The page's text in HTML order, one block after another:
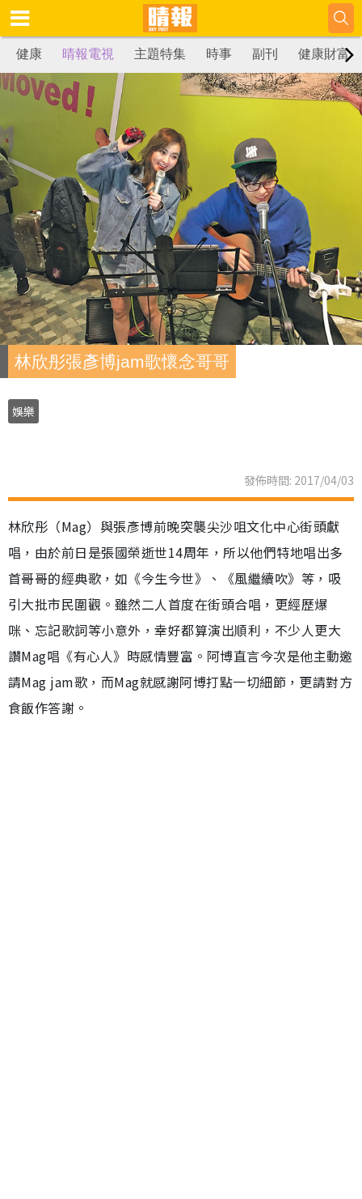
健康 晴報電視 主題特集 時事 副刊 健康財富
林欣彤張彥博jam歌懷念哥哥
娛樂
發佈時間: 2017/04/03
林欣彤（Mag）與張彥博前晚突襲尖沙咀文化中心街頭獻
唱，由於前日是張國榮逝世14周年，所以他們特地唱出多
首哥哥的經典歌，如《今生今世》、《風繼續吹》等，吸
引大批市民圍觀。雖然二人首度在街頭合唱，更經歷爆
咪、忘記歌詞等小意外，幸好都算演出順利，不少人更大
讚Mag唱《有心人》時感情豐富。阿博直言今次是他主動邀
請Mag jam歌，而Mag就感謝阿博打點一切細節，更請對方
食飯作答謝。